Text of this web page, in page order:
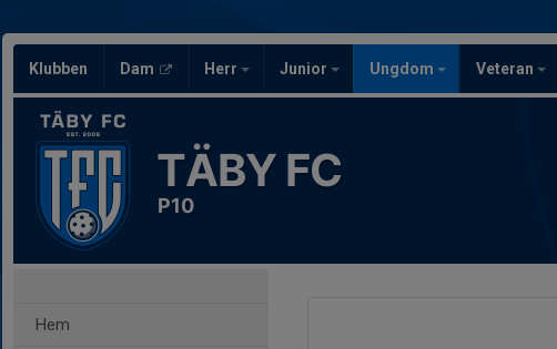
Klubben Dam Herr Junior Ungdom Veteran
TÄBY FC
P10
Hem